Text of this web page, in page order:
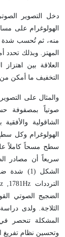
دخل التصوير
الهولوغرام على
المهتز. وبذلك
العلاقة بين
التخفيف ما أمكن
والمثال على
سريعاً أن مصادر
الشكل
الضجيج الصوتي
الثلاجة. ولدى
المشكلة تنحصر
وتحسين نظام